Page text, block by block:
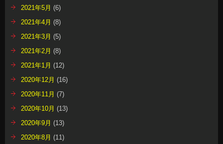
2021年5月 (6)
2021年4月 (8)
2021年3月 (5)
2021年2月 (8)
2021年1月 (12)
2020年12月 (16)
2020年11月 (7)
2020年10月 (13)
2020年9月 (13)
2020年8月 (11)